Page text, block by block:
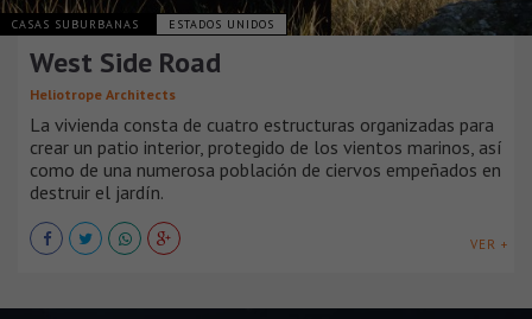
CASAS SUBURBANAS ESTADOS UNIDOS
West Side Road
Heliotrope Architects
La vivienda consta de cuatro estructuras organizadas para
crear un patio interior, protegido de los vientos marinos, así
como de una numerosa población de ciervos empeñados en
destruir el jardín.
VER +